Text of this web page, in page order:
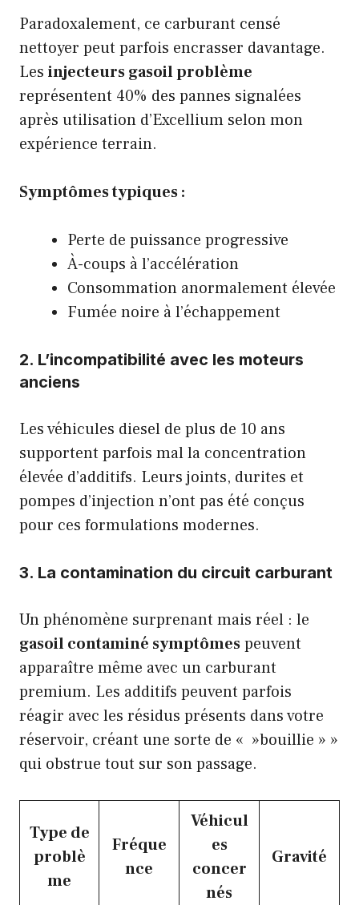
Paradoxalement, ce carburant censé
nettoyer peut parfois encrasser davantage.
Les injecteurs gasoil problème
représentent 40% des pannes signalées
après utilisation d’Excellium selon mon
expérience terrain.
Symptômes typiques :
Perte de puissance progressive
À-coups à l’accélération
Consommation anormalement élevée
Fumée noire à l’échappement
2. L’incompatibilité avec les moteurs
anciens
Les véhicules diesel de plus de 10 ans
supportent parfois mal la concentration
élevée d’additifs. Leurs joints, durites et
pompes d’injection n’ont pas été conçus
pour ces formulations modernes.
3. La contamination du circuit carburant
Un phénomène surprenant mais réel : le
gasoil contaminé symptômespeuvent
apparaître même avec un carburant
premium. Les additifs peuvent parfois
réagir avec les résidus présents dans votre
réservoir, créant une sorte de « »bouillie » »
qui obstrue tout sur son passage.
Type de
problè
me
Fréque
nce
Véhicul
es
concer
nés
Gravité